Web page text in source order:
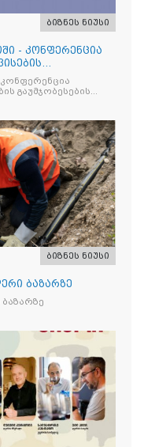
ბიზნეს ნიუსი
- კონფერენცია
გაუმჯობესების
ბიზნეს ნიუსი
ბაზარზე